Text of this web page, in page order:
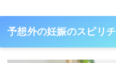
予想外の妊娠のスピリ